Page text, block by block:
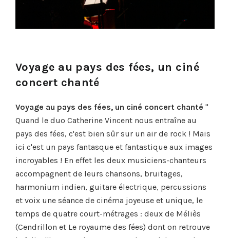
Voyage au pays des fées, un ciné
concert chanté
Voyage au pays des fées, un ciné concert chanté "
Quand le duo Catherine Vincent nous entraîne au
pays des fées, c'est bien sûr sur un air de rock ! Mais
ici c'est un pays fantasque et fantastique aux images
incroyables ! En effet les deux musiciens-chanteurs
accompagnent de leurs chansons, bruitages,
harmonium indien, guitare électrique, percussions
et voix une séance de cinéma joyeuse et unique, le
temps de quatre court-métrages : deux de Méliès
(Cendrillon et Le royaume des fées) dont on retrouve